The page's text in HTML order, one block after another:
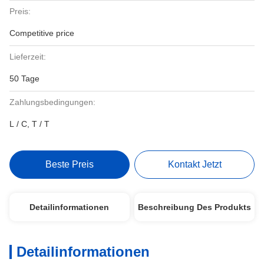
Preis:
Competitive price
Lieferzeit:
50 Tage
Zahlungsbedingungen:
L / C, T / T
Beste Preis Kontakt Jetzt
Detailinformationen Beschreibung Des Produkts
Detailinformationen